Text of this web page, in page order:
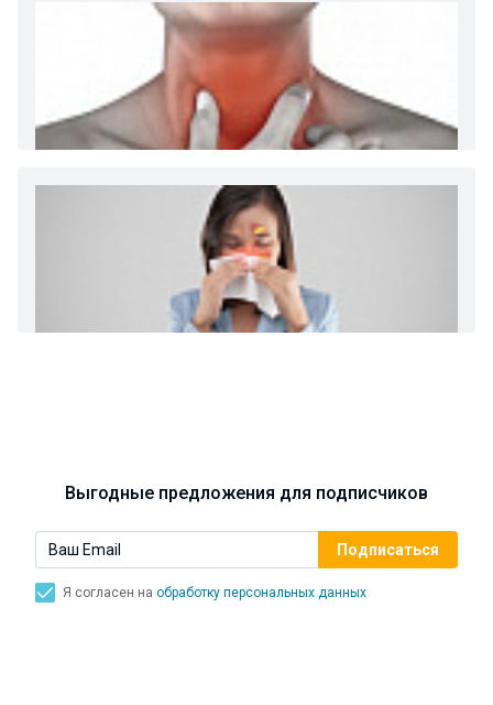
Диета 7 стол при заболеваниях почек (острый и
Ларингит: все о ларингите и его лечении. Как
спасти свой голос.
Выгодные предложения для подписчиков
Я согласен на обработку персональных данных